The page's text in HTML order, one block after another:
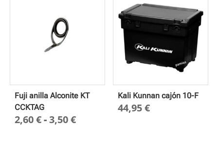
3,00 €
hasta
4,55 €
Fuji anilla Alconite KT
CCKTAG
2,60€-3,50€Rango
Kali Kunnan cajón 10-F
44,95€